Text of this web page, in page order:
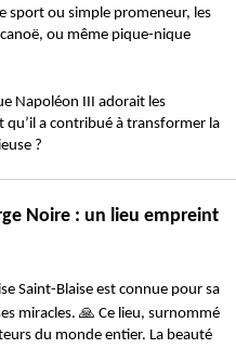
sport ou simple promeneur, les
ou même pique-nique
Napoléon III adorait les
qu’il a contribué à transformer la
?
Noire : un lieu empreint
Saint-Blaise est connue pour sa
miracles. 🙏 Ce lieu, surnommé
du monde entier. La beauté